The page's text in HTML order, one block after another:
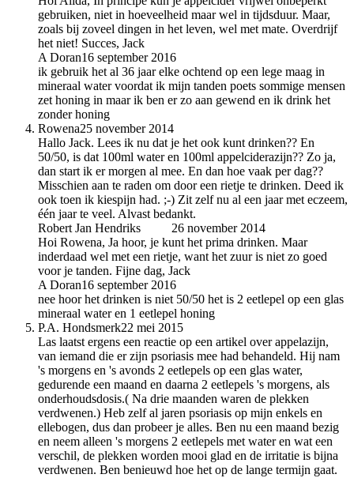
gebruiken, niet in hoeveelheid maar wel in tijdsduur. Maar,
zoals bij zoveel dingen in het leven, wel met mate. Overdrijf
het niet! Succes, Jack
A Doran16 september 2016
ik gebruik het al 36 jaar elke ochtend op een lege maag in
mineraal water voordat ik mijn tanden poets sommige mensen
zet honing in maar ik ben er zo aan gewend en ik drink het
zonder honing
Rowena25 november 2014
Hallo Jack. Lees ik nu dat je het ook kunt drinken?? En
50/50, is dat 100ml water en 100ml appelciderazijn?? Zo ja,
dan start ik er morgen al mee. En dan hoe vaak per dag??
Misschien aan te raden om door een rietje te drinken. Deed ik
ook toen ik kiespijn had. ;-) Zit zelf nu al een jaar met eczeem,
één jaar te veel. Alvast bedankt.
Robert Jan Hendriks
26 november 2014
Hoi Rowena, Ja hoor, je kunt het prima drinken. Maar
inderdaad wel met een rietje, want het zuur is niet zo goed
voor je tanden. Fijne dag, Jack
A Doran16 september 2016
nee hoor het drinken is niet 50/50 het is 2 eetlepel op een glas
mineraal water en 1 eetlepel honing
P.A. Hondsmerk22 mei 2015
Las laatst ergens een reactie op een artikel over appelazijn,
van iemand die er zijn psoriasis mee had behandeld. Hij nam
's morgens en 's avonds 2 eetlepels op een glas water,
gedurende een maand en daarna 2 eetlepels 's morgens, als
onderhoudsdosis.( Na drie maanden waren de plekken
verdwenen.) Heb zelf al jaren psoriasis op mijn enkels en
ellebogen, dus dan probeer je alles. Ben nu een maand bezig
en neem alleen 's morgens 2 eetlepels met water en wat een
verschil, de plekken worden mooi glad en de irritatie is bijna
verdwenen. Ben benieuwd hoe het op de lange termijn gaat.